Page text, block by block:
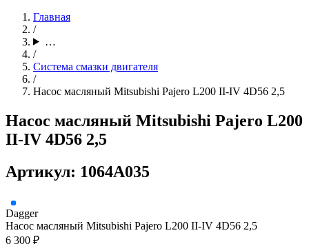
Главная
/
…
/
Система смазки двигателя
/
Насос масляный Mitsubishi Pajero L200 II-IV 4D56 2,5
Насос масляный Mitsubishi Pajero L200
II-IV 4D56 2,5
Артикул: 1064A035
Dagger
Насос масляный Mitsubishi Pajero L200 II-IV 4D56 2,5
6 300 ₽